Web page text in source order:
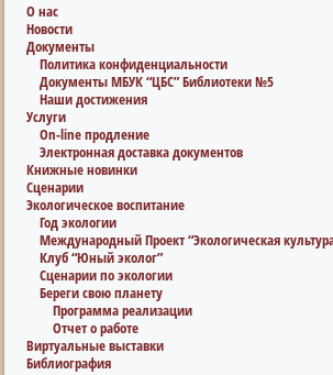
О нас
Новости
Документы
Политика конфиденциальности
Документы МБУК “ЦБС” Библиотеки №5
Наши достижения
Услуги
On-line продление
Электронная доставка документов
Книжные новинки
Сценарии
Экологическое воспитание
Год экологии
Международный Проект “Экологическая
Клуб “Юный эколог”
Сценарии по экологии
Береги свою планету
Программа реализации
Отчет о работе
Виртуальные выставки
Библиография